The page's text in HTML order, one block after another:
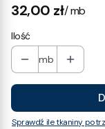
Cena
32,00 zł/ mb
Ilość
mb
Sprawdź ile tkaniny